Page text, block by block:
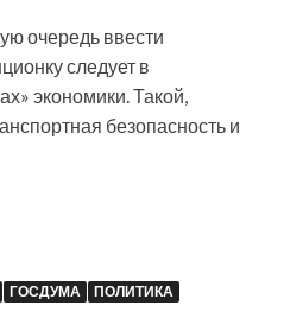
очередь ввести
следует в
экономики. Такой,
безопасность и
ГОСДУМА ПОЛИТИКА